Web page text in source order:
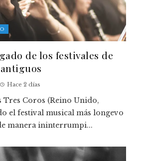
de los festivales de
Hace 2 días
Tres Coros (Reino Unido,
el festival musical más longevo
manera ininterrumpi...